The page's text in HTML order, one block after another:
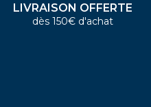
LIVRAISON OFFERTE
dès 150€ d'achat